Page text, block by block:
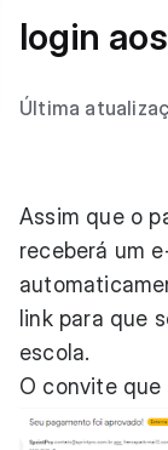
login
Última
Assim que o
receberá um
link para que
escola.
O convite que